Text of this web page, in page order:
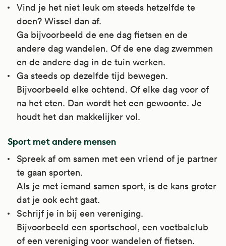
Vind je het niet leuk om steeds hetzelfde te
doen? Wissel dan af.
Ga bijvoorbeeld de ene dag fietsen en de
andere dag wandelen. Of de ene dag zwemmen
en de andere dag in de tuin werken.
Ga steeds op dezelfde tijd bewegen.
Bijvoorbeeld elke ochtend. Of elke dag voor of
na het eten. Dan wordt het een gewoonte. Je
houdt het dan makkelijker vol.
Sport met andere mensen
Spreek af om samen met een vriend of je partner
te gaan sporten.
Als je met iemand samen sport, is de kans groter
dat je ook echt gaat.
Schrijf je in bij een vereniging.
Bijvoorbeeld een sportschool, een voetbalclub
of een vereniging voor wandelen of fietsen.